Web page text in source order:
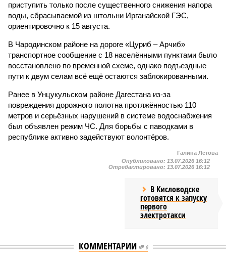
приступить только после существенного снижения напора
воды, сбрасываемой из штольни Ирганайской ГЭС,
ориентировочно к 15 августа.
В Чародинском районе на дороге «Цуриб – Арчиб»
транспортное сообщение с 18 населёнными пунктами было
восстановлено по временной схеме, однако подъездные
пути к двум селам всё ещё остаются заблокированными.
Ранее в Унцукульском районе Дагестана из-за
повреждения дорожного полотна протяжённостью 110
метров и серьёзных нарушений в системе водоснабжения
был объявлен режим ЧС. Для борьбы с паводками в
республике активно задействуют волонтёров.
Галина Летова
Опубликовано: 13.07.2026 16:12
Отредактировано: 13.07.2026 16:12
В Кисловодске
готовятся к запуску
первого
электротакси
КОММЕНТАРИИ 0